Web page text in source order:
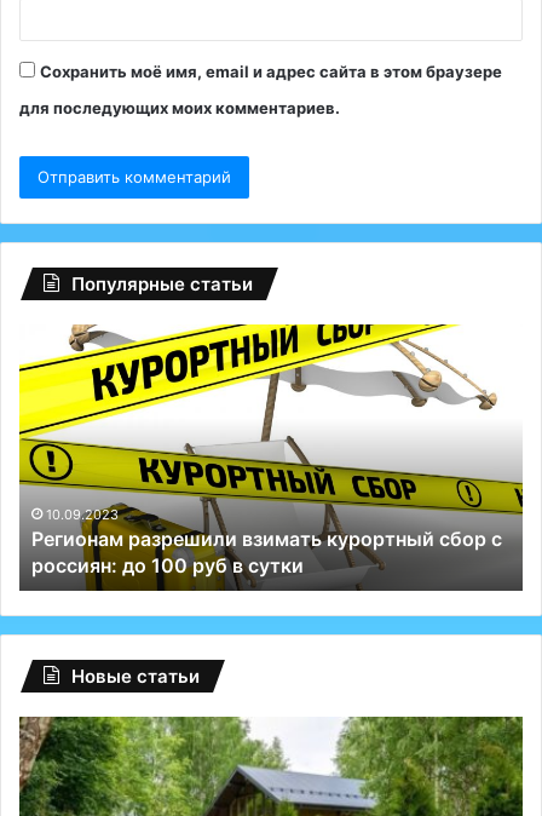
Сохранить моё имя, email и адрес сайта в этом браузере
для последующих моих комментариев.
Популярные статьи
Регионам
разрешили
взимать
курортный
сбор
россиян:
до
100
руб
в
сутки
10.09.2023
Регионам разрешили взимать курортный сбор с
россиян: до 100 руб в сутки
и
Новые статьи